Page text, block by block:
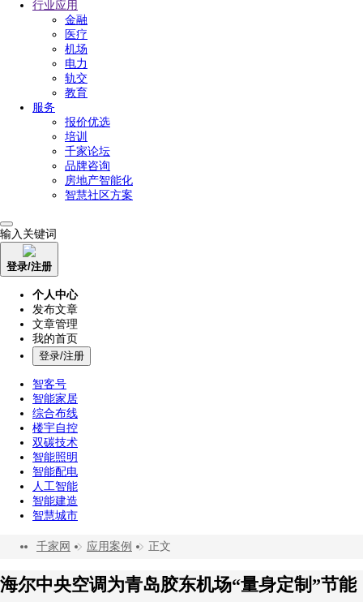
行业应用
金融
医疗
机场
电力
轨交
教育
服务
报价优选
培训
千家论坛
品牌咨询
房地产智能化
智慧社区方案
输入关键词
登录/注册
个人中心
发布文章
文章管理
我的首页
登录/注册
智客号
智能家居
综合布线
楼宇自控
双碳技术
智能照明
智能配电
人工智能
智能建造
智慧城市
千家网 应用案例 正文
海尔中央空调为青岛胶东机场“量身定制”节能